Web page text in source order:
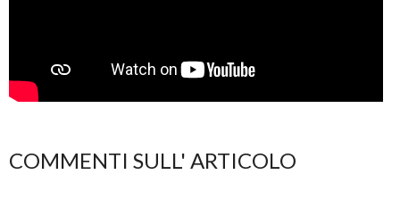
COMMENTI SULL' ARTICOLO